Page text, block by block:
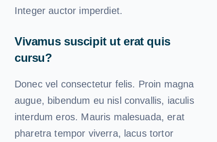
Integer auctor imperdiet.
Vivamus suscipit ut erat quis
cursu?
Donec vel consectetur felis. Proin magna
augue, bibendum eu nisl convallis, iaculis
interdum eros. Mauris malesuada, erat
pharetra tempor viverra, lacus tortor